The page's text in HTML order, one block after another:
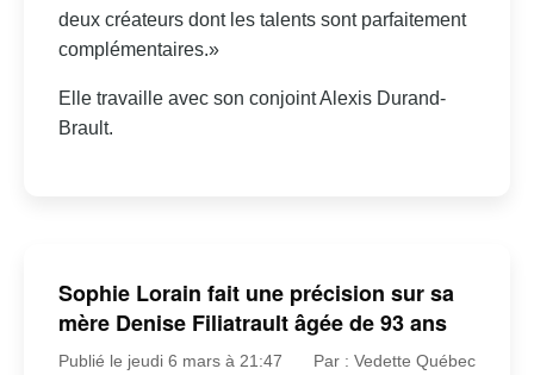
deux créateurs dont les talents sont parfaitement
complémentaires.»
Elle travaille avec son conjoint Alexis Durand-
Brault.
Sophie Lorain fait une précision sur sa
mère Denise Filiatrault âgée de 93 ans
Publié le jeudi 6 mars à 21:47 Par : Vedette Québec